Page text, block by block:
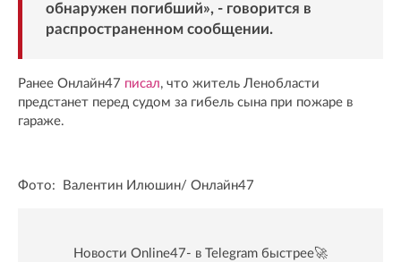
обнаружен погибший», - говорится в
распространенном сообщении.
Ранее Онлайн47 писал, что житель Ленобласти
предстанет перед судом за гибель сына при пожаре в
гараже.
Фото: Валентин Илюшин/ Oнлайн47
Новости Online47- в Telegram быстрее🚀